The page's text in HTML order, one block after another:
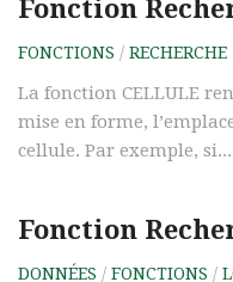
Fonction
FONCTIONS / RECHERCHE
La fonction CELLULE
mise en forme,
cellule. Par exemple, si...
Fonction
DONNÉES / FONCTIONS /